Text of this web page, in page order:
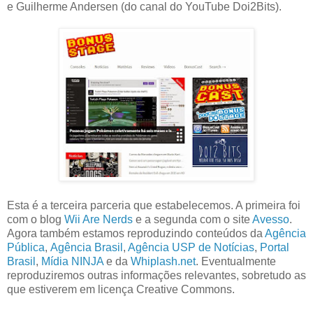
e Guilherme Andersen (do canal do YouTube Doi2Bits).
Esta é a terceira parceria que estabelecemos. A primeira foi
com o blog Wii Are Nerds e a segunda com o siteAvesso.
Agora também estamos reproduzindo conteúdos da Agência
Pública, Agência Brasil , Agência USP de Notícias, Portal
Brasil , Mídia NINJA e da Whiplash.net. Eventualmente
reproduziremos outras informações relevantes, sobretudo as
que estiverem em licença Creative Commons.